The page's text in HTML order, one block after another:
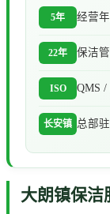
5年 经营
22年 保洁
ISO QMS /
长安镇 总部
大朗镇保洁